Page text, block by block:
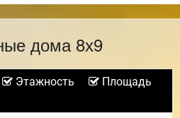
дома 8х9
Этажность
Площадь